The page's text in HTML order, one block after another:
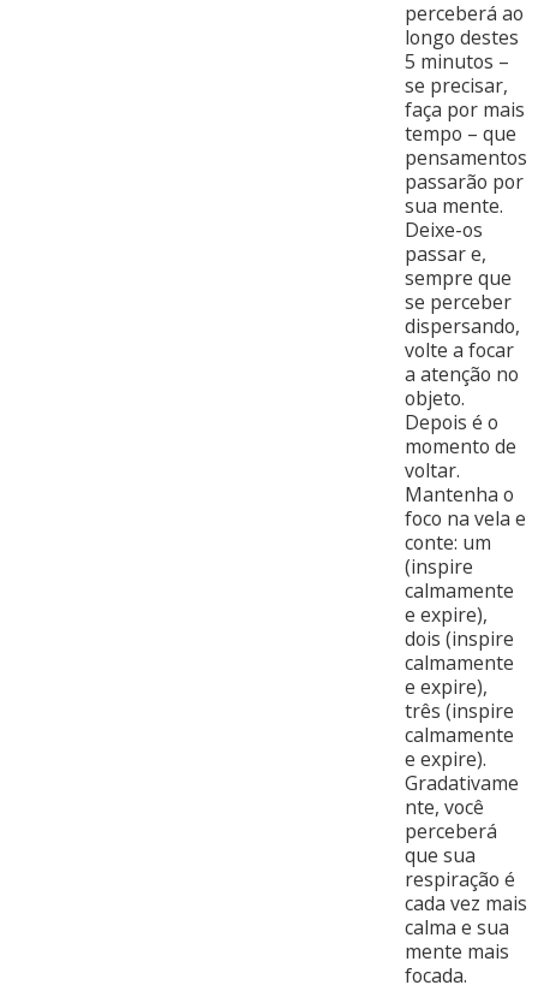
perceberá ao
longo destes
5 minutos –
se precisar,
faça por mais
tempo – que
pensamentos
passarão por
sua mente.
Deixe-os
passar e,
sempre que
se perceber
dispersando,
volte a focar
a atenção no
objeto.
Depois é o
momento de
voltar.
Mantenha o
foco na vela e
conte: um
(inspire
calmamente
e expire),
dois (inspire
calmamente
e expire),
três (inspire
calmamente
e expire).
Gradativame
nte, você
perceberá
que sua
respiração é
cada vez mais
calma e sua
mente mais
focada.